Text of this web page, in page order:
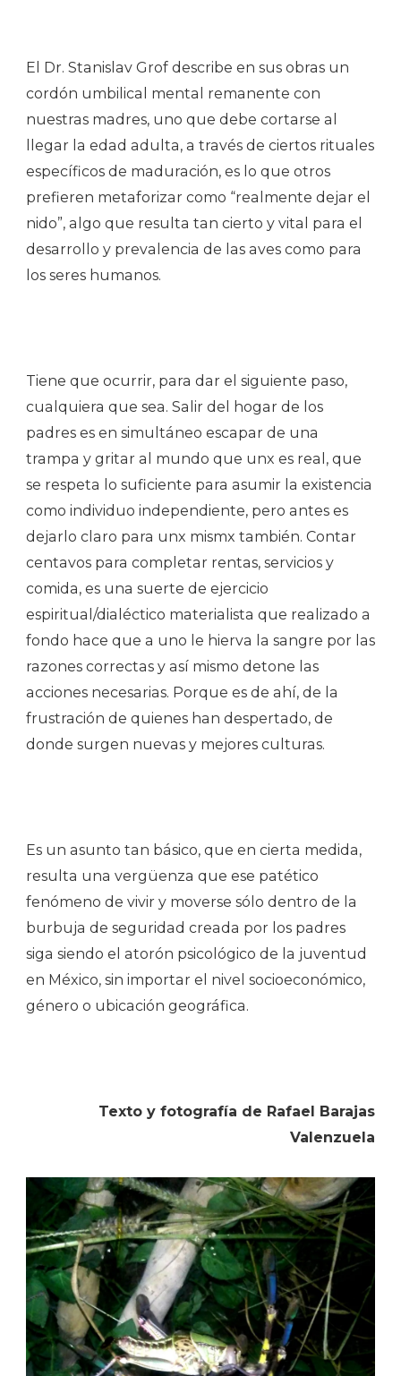
El Dr. Stanislav Grof describe en sus obras un
cordón umbilical mental remanente con
nuestras madres, uno que debe cortarse al
llegar la edad adulta, a través de ciertos rituales
específicos de maduración, es lo que otros
prefieren metaforizar como “realmente dejar el
nido”, algo que resulta tan cierto y vital para el
desarrollo y prevalencia de las aves como para
los seres humanos.
Tiene que ocurrir, para dar el siguiente paso,
cualquiera que sea. Salir del hogar de los
padres es en simultáneo escapar de una
trampa y gritar al mundo que unx es real, que
se respeta lo suficiente para asumir la existencia
como individuo independiente, pero antes es
dejarlo claro para unx mismx también. Contar
centavos para completar rentas, servicios y
comida, es una suerte de ejercicio
espiritual/dialéctico materialista que realizado a
fondo hace que a uno le hierva la sangre por las
razones correctas y así mismo detone las
acciones necesarias. Porque es de ahí, de la
frustración de quienes han despertado, de
donde surgen nuevas y mejores culturas.
Es un asunto tan básico, que en cierta medida,
resulta una vergüenza que ese patético
fenómeno de vivir y moverse sólo dentro de la
burbuja de seguridad creada por los padres
siga siendo el atorón psicológico de la juventud
en México, sin importar el nivel socioeconómico,
género o ubicación geográfica.
Texto y fotografía de Rafael Barajas
Valenzuela